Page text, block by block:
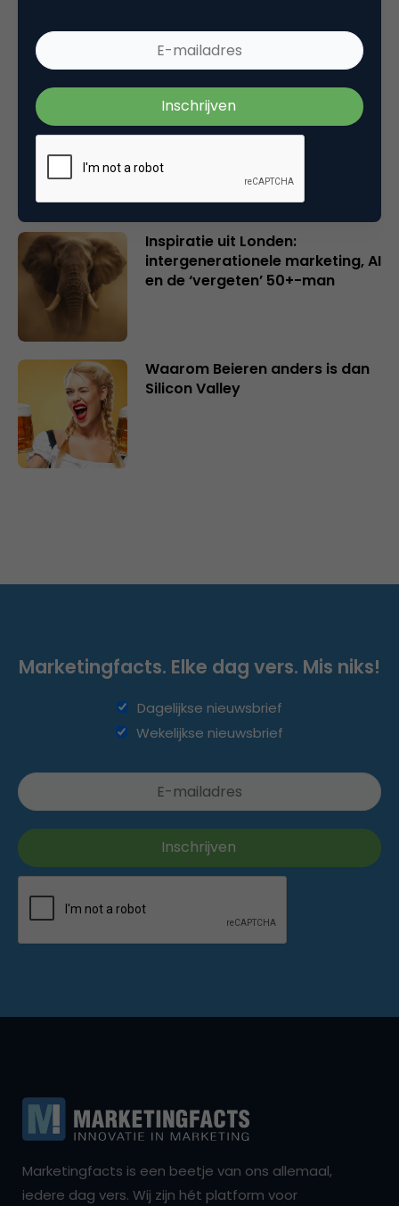
en merkeigenaren
Creatieve sector als aanjager
van innovatie en ontsluiter en
belangrijker en urgenter dan
Inspiratie uit Londen:
intergenerationele marketing, AI
en de ‘vergeten’ 50+-man
Waarom Beieren anders is dan
Silicon Valley
Marketingfacts. Elke dag vers. Mis niks!
Dagelijkse nieuwsbrief
Wekelijkse nieuwsbrief
Marketingfacts is een beetje van ons allemaal,
iedere dag vers. Wij zijn hét platform voor